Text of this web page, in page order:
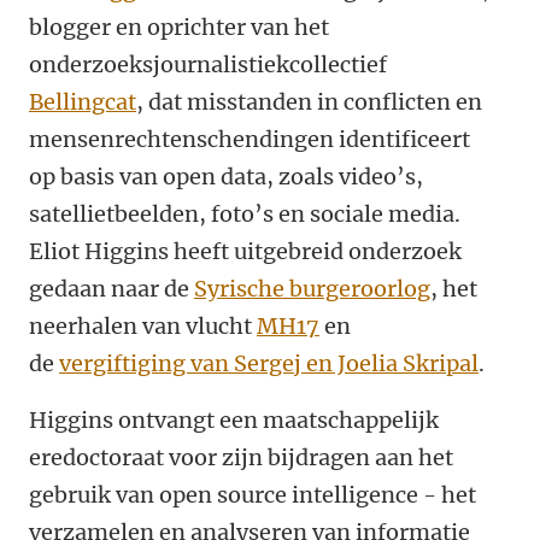
blogger en oprichter van het
onderzoeksjournalistiekcollectief
Bellingcat, dat misstanden in conflicten en
mensenrechtenschendingen identificeert
op basis van open data, zoals video’s,
satellietbeelden, foto’s en sociale media.
Eliot Higgins heeft uitgebreid onderzoek
gedaan naar de Syrische burgeroorlog, het
neerhalen van vluchtMH17 en
de vergiftiging van Sergej en Joelia Skripal.
Higgins ontvangt een maatschappelijk
eredoctoraat voor zijn bijdragen aan het
gebruik van open source intelligence - het
verzamelen en analyseren van informatie